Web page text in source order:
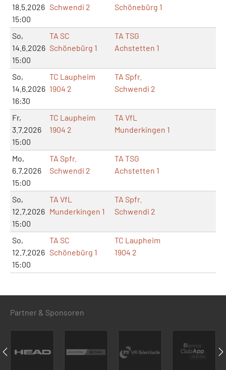
18.5.2026
15:00
Schwendi 2
Schönebürg 1
So,
14.6.2026
15:00
TA SC
Schönebürg 1
TA TSG
Achstetten 1
So,
14.6.2026
16:30
TC Laupheim
1904 2
TA Spfr.
Schwendi 2
Fr,
3.7.2026
15:00
TC Laupheim
1904 2
TA VfL
Munderkingen 1
Mo,
6.7.2026
15:00
TA Spfr.
Schwendi 2
TA TSG
Achstetten 1
So,
12.7.2026
15:00
TA VfL
Munderkingen 1
TA Spfr.
Schwendi 2
So,
12.7.2026
15:00
TA SC
Schönebürg 1
TC Laupheim
1904 2
Partner & Sponsoren